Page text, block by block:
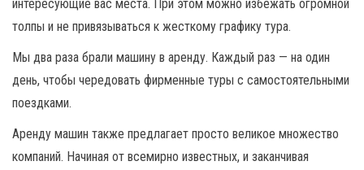
интересующие вас места. При этом можно избежать огромной
толпы и не привязываться к жесткому графику тура.
Мы два раза брали машину в аренду. Каждый раз — на один
день, чтобы чередовать фирменные туры с самостоятельными
поездками.
Аренду машин также предлагает просто великое множество
компаний. Начиная от всемирно известных, и заканчивая